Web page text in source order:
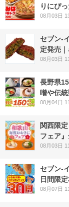
りにぴ
08月03日
セブン-
定発売
08月03日
長野県
噌や伝
08月04日
関西限
フェア
08月03日
セブン‐
日間限
08月07日